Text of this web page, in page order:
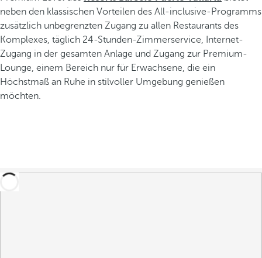
neben den klassischen Vorteilen des All-inclusive-Programms
zusätzlich unbegrenzten Zugang zu allen Restaurants des
Komplexes, täglich 24-Stunden-Zimmerservice, Internet-
Zugang in der gesamten Anlage und Zugang zur Premium-
Lounge, einem Bereich nur für Erwachsene, die ein
Höchstmaß an Ruhe in stilvoller Umgebung genießen
möchten.